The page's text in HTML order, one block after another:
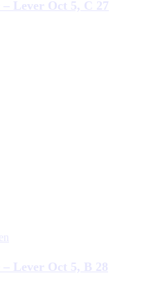
Lever Oct 5, C 27
Lever Oct 5, B 28